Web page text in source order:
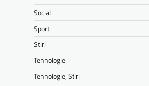
Social
Sport
Stiri
Tehnologie
Tehnologie, Stiri